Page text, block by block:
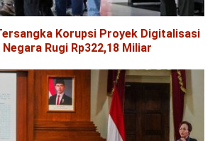
Korupsi Proyek Digitalisasi
Rugi Rp322,18 Miliar